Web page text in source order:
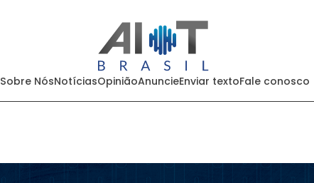
Sobre NósNotíciasOpiniãoAnuncieEnviar textoFale conosco